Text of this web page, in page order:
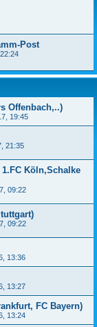
Post
Offenbach,..)
19:45
21:35
Köln,Schalke
09:22
09:22
13:36
13:27
FC Bayern)
13:24